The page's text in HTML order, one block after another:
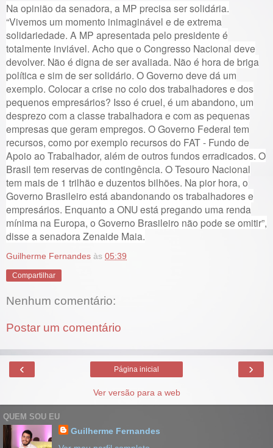
Na opinião da senadora, a MP precisa ser solidária.
“Vivemos um momento inimaginável e de extrema
solidariedade. A MP apresentada pelo presidente é
totalmente inviável. Acho que o Congresso Nacional deve
devolver. Não é digna de ser avaliada. Não é hora de briga
política e sim de ser solidário. O Governo deve dá um
exemplo. Colocar a crise no colo dos trabalhadores e dos
pequenos empresários? Isso é cruel, é um abandono, um
desprezo com a classe trabalhadora e com as pequenas
empresas que geram empregos. O Governo Federal tem
recursos, como por exemplo recursos do FAT - Fundo de
Apoio ao Trabalhador, além de outros fundos erradicados. O
Brasil tem reservas de contingência. O Tesouro Nacional
tem mais de 1 trilhão e duzentos bilhões. Na pior hora, o
Governo Brasileiro está abandonando os trabalhadores e
empresários. Enquanto a ONU está pregando uma renda
mínima na Europa, o Governo Brasileiro não pode se omitir”,
disse a senadora Zenaide Maia.
Guilherme Fernandes às 05:39
Compartilhar
Nenhum comentário:
Postar um comentário
‹ ›
Página inicial
Ver versão para a web
QUEM SOU EU
Guilherme Fernandes